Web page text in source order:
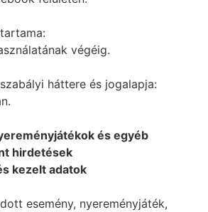
végéig.
háttere és jogalapja:
és egyéb
hirdetések
kezelt adatok
esemény, nyereményjáték,